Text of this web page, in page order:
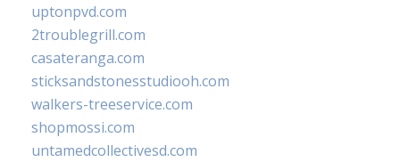
uptonpvd.com
2troublegrill.com
casateranga.com
sticksandstonesstudiooh.com
walkers-treeservice.com
shopmossi.com
untamedcollectivesd.com